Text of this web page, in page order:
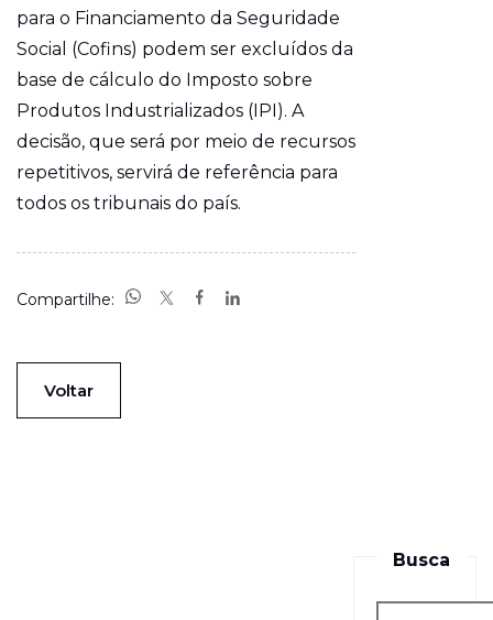
para o Financiamento da Seguridade
Social (Cofins) podem ser excluídos da
base de cálculo do Imposto sobre
Produtos Industrializados (IPI). A
decisão, que será por meio de recursos
repetitivos, servirá de referência para
todos os tribunais do país.
Compartilhe:
Voltar
Busca